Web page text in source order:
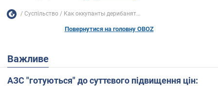
Суспільство Как оккупанты дерибанят...
Повернутися на головну OBOZ
Важливе
АЗС "готуються" до суттєвого підвищення цін: